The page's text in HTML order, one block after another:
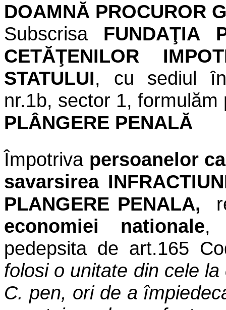
DOAMNĂ PROCUROR
Subscrisa FUNDAŢIA
CETĂŢENILOR
STATULUI, cu sediul în
nr.1b, sector 1, formulăm
PLÂNGERE PENALĂ
Împotrivapersoanelor
savarsirea
PLANGERE PENALA,
economiei nationale,
pedepsita de art.165
folosi o unitate din cele
C. pen, ori de a